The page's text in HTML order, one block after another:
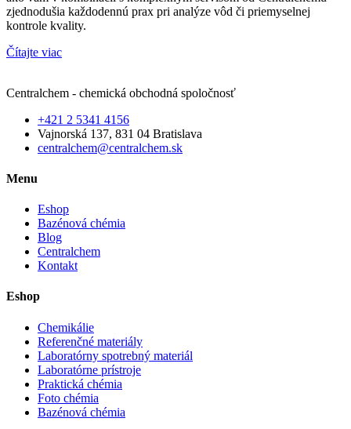
zjednodušia každodennú prax pri analýze vôd či priemyselnej
kontrole kvality.
Čítajte viac
Centralchem - chemická obchodná spoločnosť
+421 2 5341 4156
Vajnorská 137, 831 04 Bratislava
centralchem@centralchem.sk
Menu
Eshop
Bazénová chémia
Blog
Centralchem
Kontakt
Eshop
Chemikálie
Referenčné materiály
Laboratórny spotrebný materiál
Laboratórne prístroje
Praktická chémia
Foto chémia
Bazénová chémia